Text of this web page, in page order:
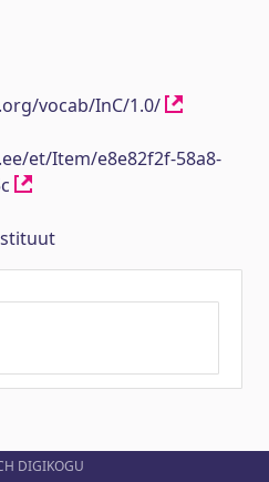
vocab/InC/1.0/
et/Item/e8e82f2f-58a8-
DIGIKOGU